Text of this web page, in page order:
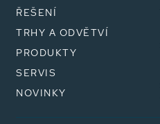
ŘEŠENÍ
TRHY A ODVĚTVÍ
PRODUKTY
SERVIS
NOVINKY